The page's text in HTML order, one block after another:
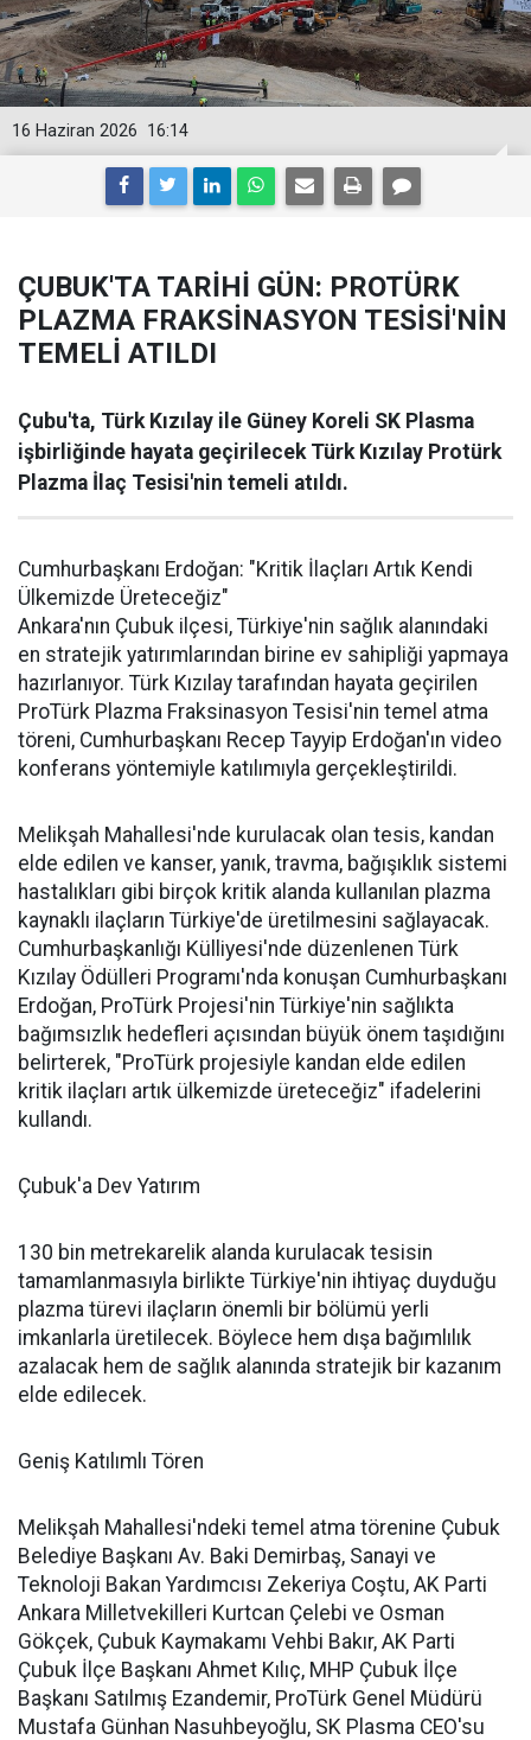
16:14
16 Haziran 2026
ÇUBUK'TA TARİHİ GÜN: PROTÜRK
PLAZMA FRAKSİNASYON TESİSİ'NİN
TEMELİ ATILDI
Çubu'ta, Türk Kızılay ile Güney Koreli SK Plasma
işbirliğinde hayata geçirilecek Türk Kızılay Protürk
Plazma İlaç Tesisi'nin temeli atıldı.
Cumhurbaşkanı Erdoğan: "Kritik İlaçları Artık Kendi
Ülkemizde Üreteceğiz"
Ankara'nın Çubuk ilçesi, Türkiye'nin sağlık alanındaki
en stratejik yatırımlarından birine ev sahipliği yapmaya
hazırlanıyor. Türk Kızılay tarafından hayata geçirilen
ProTürk Plazma Fraksinasyon Tesisi'nin temel atma
töreni, Cumhurbaşkanı Recep Tayyip Erdoğan'ın video
konferans yöntemiyle katılımıyla gerçekleştirildi.
Melikşah Mahallesi'nde kurulacak olan tesis, kandan
elde edilen ve kanser, yanık, travma, bağışıklık sistemi
hastalıkları gibi birçok kritik alanda kullanılan plazma
kaynaklı ilaçların Türkiye'de üretilmesini sağlayacak.
Cumhurbaşkanlığı Külliyesi'nde düzenlenen Türk
Kızılay Ödülleri Programı'nda konuşan Cumhurbaşkanı
Erdoğan, ProTürk Projesi'nin Türkiye'nin sağlıkta
bağımsızlık hedefleri açısından büyük önem taşıdığını
belirterek, "ProTürk projesiyle kandan elde edilen
kritik ilaçları artık ülkemizde üreteceğiz" ifadelerini
kullandı.
Çubuk'a Dev Yatırım
130 bin metrekarelik alanda kurulacak tesisin
tamamlanmasıyla birlikte Türkiye'nin ihtiyaç duyduğu
plazma türevi ilaçların önemli bir bölümü yerli
imkanlarla üretilecek. Böylece hem dışa bağımlılık
azalacak hem de sağlık alanında stratejik bir kazanım
elde edilecek.
Geniş Katılımlı Tören
Melikşah Mahallesi'ndeki temel atma törenine Çubuk
Belediye Başkanı Av. Baki Demirbaş, Sanayi ve
Teknoloji Bakan Yardımcısı Zekeriya Coştu, AK Parti
Ankara Milletvekilleri Kurtcan Çelebi ve Osman
Gökçek, Çubuk Kaymakamı Vehbi Bakır, AK Parti
Çubuk İlçe Başkanı Ahmet Kılıç, MHP Çubuk İlçe
Başkanı Satılmış Ezandemir, ProTürk Genel Müdürü
Mustafa Günhan Nasuhbeyoğlu, SK Plasma CEO'su